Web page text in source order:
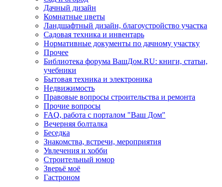
Дачный дизайн
Комнатные цветы
Ландшафтный дизайн, благоустройство участка
Садовая техника и инвентарь
Нормативные документы по дачному участку
Прочее
Библиотека форума ВашДом.RU: книги, статьи,
учебники
Бытовая техника и электроника
Недвижимость
Правовые вопросы строительства и ремонта
Прочие вопросы
FAQ, работа с порталом "Ваш Дом"
Вечерняя болталка
Беседка
Знакомства, встречи, мероприятия
Увлечения и хобби
Строительный юмор
Зверьё моё
Гастроном